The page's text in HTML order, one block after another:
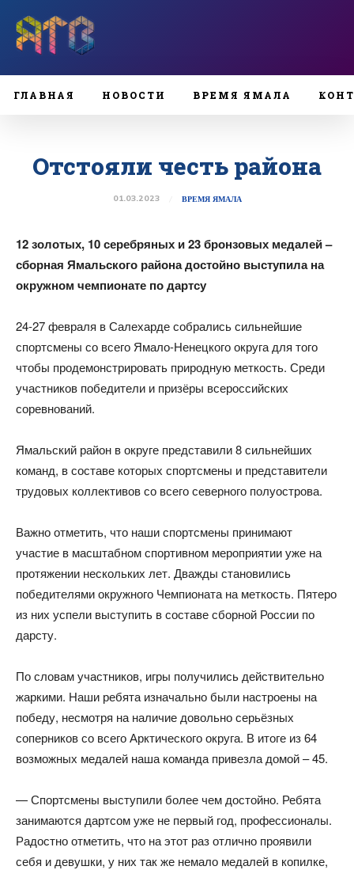
ГЛАВНАЯ НОВОСТИ ВРЕМЯ ЯМАЛА
Отстояли честь района
01.03.2023 ВРЕМЯ ЯМАЛА
12 золотых, 10 серебряных и 23 бронзовых медалей –
сборная Ямальского района достойно выступила на
окружном чемпионате по дартсу
24-27 февраля в Салехарде собрались сильнейшие
спортсмены со всего Ямало-Ненецкого округа для того
чтобы продемонстрировать природную меткость. Среди
участников победители и призёры всероссийских
соревнований.
Ямальский район в округе представили 8 сильнейших
команд, в составе которых спортсмены и представители
трудовых коллективов со всего северного полуострова.
Важно отметить, что наши спортсмены принимают
участие в масштабном спортивном мероприятии уже на
протяжении нескольких лет. Дважды становились
победителями окружного Чемпионата на меткость. Пятеро
из них успели выступить в составе сборной России по
дарсту.
По словам участников, игры получились действительно
жаркими. Наши ребята изначально были настроены на
победу, несмотря на наличие довольно серьёзных
соперников со всего Арктического округа. В итоге из 64
возможных медалей наша команда привезла домой – 45.
— Спортсмены выступили более чем достойно. Ребята
занимаются дартсом уже не первый год, профессионалы.
Радостно отметить, что на этот раз отлично проявили
себя и девушки, у них так же немало медалей в копилке,